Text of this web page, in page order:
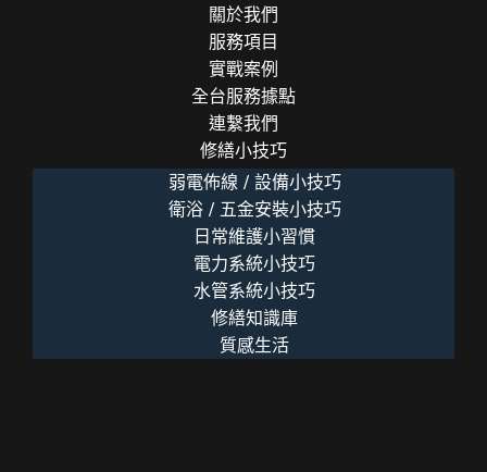
關於我們
服務項目
實戰案例
全台服務據點
連繫我們
修繕小技巧
弱電佈線 / 設備小技巧
衛浴 / 五金安裝小技巧
日常維護小習慣
電力系統小技巧
水管系統小技巧
修繕知識庫
質感生活